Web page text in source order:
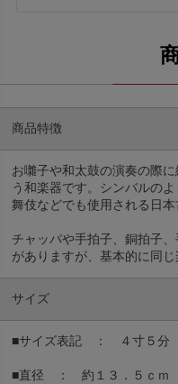
商品特徴
お囃子や和太鼓の演奏の際
う和楽器です。シンバルの
舞伎などでも使用される日本
チャッパや手拍子、銅拍子
がありますが、基本的に同じ
サイズ
■サイズ表記 ： ４寸５分
■直径 ： 約１３．５ｃｍ